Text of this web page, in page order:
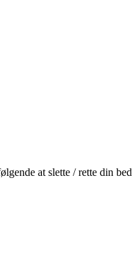
at slette / rette din